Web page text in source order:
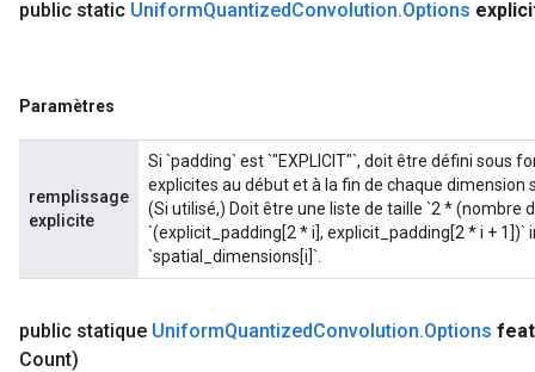
public static UniformQuantizedConvolution.Options
Paramètres
remplissage
explicite
Si `padding` est `"EXPLICIT"`, doit être défini sous
explicites au début et à la fin de chaque dimension
(Si utilisé,) Doit être une liste de taille `2 * (nombre
`(explicit_padding[2 * i], explicit_padding[2 * i +
`spatial_dimensions[i]`.
public statique UniformQuantizedConvolution.Options
Count)